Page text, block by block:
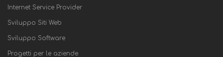
Internet Service Provider
Sviluppo Siti Web
Sviluppo Software
Progetti per le aziende